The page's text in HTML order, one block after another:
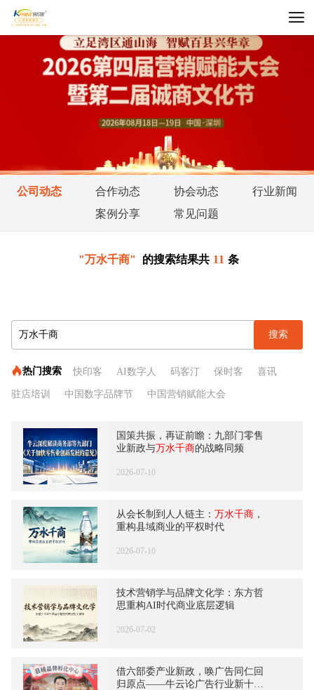
公司动态 合作动态 协会动态
行业新闻
案例分享
常见问题
"万水千商" 的搜索结果共 11 条
国策共振，再证前瞻：九部门零售
业新政与万水千商的战略同频
2026-07-10
从会长制到人人链主： 万水千商 ，
重构县域商业的平权时代
2026-07-10
技术营销学与品牌文化学：东方哲
思重构AI时代商业底层逻辑
2026-07-02
借六部委产业新政，唤广告同仁回
归原点——牛云论广告行业新十年
搜索
热门搜索 快印客 AI数字人 码客汀 保时客 喜讯
驻店培训 中国数字品牌节 中国营销赋能大会
万水千商